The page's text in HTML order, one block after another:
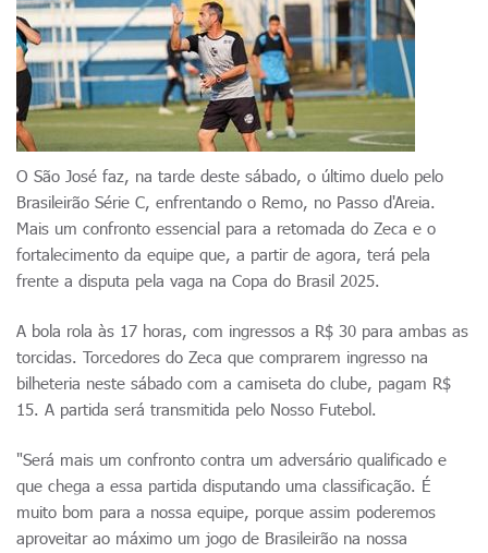
O São José faz, na tarde deste sábado, o último duelo pelo
Brasileirão Série C, enfrentando o Remo, no Passo d'Areia.
Mais um confronto essencial para a retomada do Zeca e o
fortalecimento da equipe que, a partir de agora, terá pela
frente a disputa pela vaga na Copa do Brasil 2025.
A bola rola às 17 horas, com ingressos a R$ 30 para ambas as
torcidas. Torcedores do Zeca que comprarem ingresso na
bilheteria neste sábado com a camiseta do clube, pagam R$
15. A partida será transmitida pelo Nosso Futebol.
"Será mais um confronto contra um adversário qualificado e
que chega a essa partida disputando uma classificação. É
muito bom para a nossa equipe, porque assim poderemos
aproveitar ao máximo um jogo de Brasileirão na nossa